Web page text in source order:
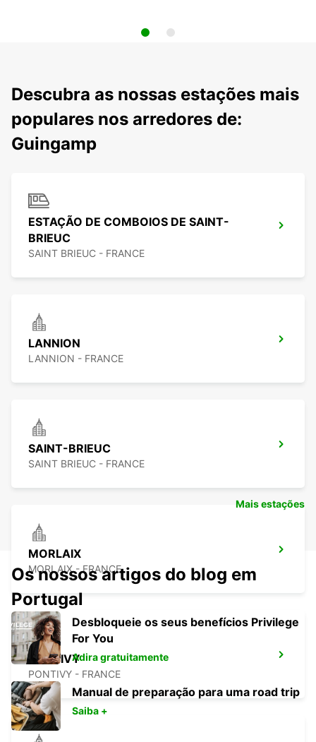
Descubra as nossas estações mais
populares nos arredores de:
Guingamp
ESTAÇÃO DE COMBOIOS DE SAINT-
BRIEUC
SAINT BRIEUC - FRANCE
LANNION
LANNION - FRANCE
SAINT-BRIEUC
SAINT BRIEUC - FRANCE
MORLAIX
MORLAIX - FRANCE
PONTIVY
PONTIVY - FRANCE
Mais estações
Os nossos artigos do blog em
Portugal
Desbloqueie os seus benefícios Privilege
For You
Adira gratuitamente
Manual de preparação para uma road trip
Saiba +